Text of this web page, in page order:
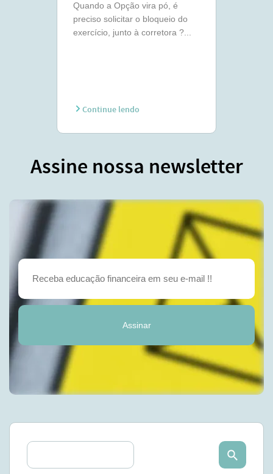
Quando a Opção vira pó, é
preciso solicitar o bloqueio do
exercício, junto à corretora ?...
Continue lendo
Assine nossa newsletter
Assinar